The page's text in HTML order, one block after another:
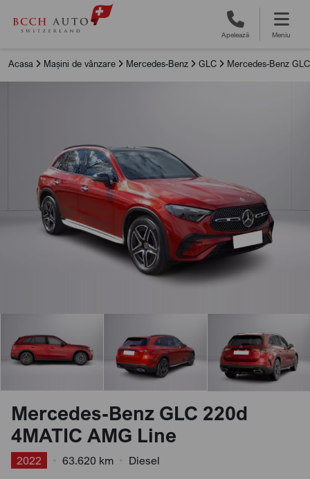
Apelează Meniu
Acasa Mașini de vânzare Mercedes-Benz GLC Mercedes-Benz
Mercedes-Benz GLC 220d
4MATIC AMG Line
2022 63.620 km
Diesel